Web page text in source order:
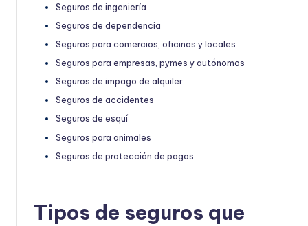
Seguros de ingeniería
Seguros de dependencia
Seguros para comercios, oficinas y locales
Seguros para empresas, pymes y autónomos
Seguros de impago de alquiler
Seguros de accidentes
Seguros de esquí
Seguros para animales
Seguros de protección de pagos
Tipos de seguros que